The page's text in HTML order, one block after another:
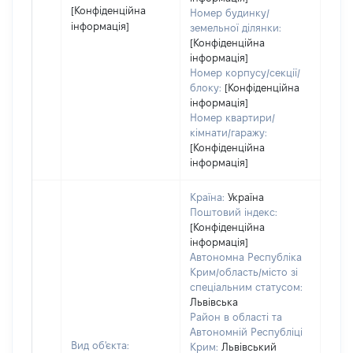
[Конфіденційна
інформація]
Номер будинку/
земельної ділянки:
[Конфіденційна
інформація]
Номер корпусу/секції/
блоку: [Конфіденційна
інформація]
Номер квартири/
кімнати/гаражу:
[Конфіденційна
інформація]
Вид об'єкта:
Країна: Україна
Поштовий індекс:
[Конфіденційна
інформація]
Автономна Республіка
Крим/область/місто зі
спеціальним статусом:
Львівська
Район в області та
Автономній Республіці
Крим: Львівський